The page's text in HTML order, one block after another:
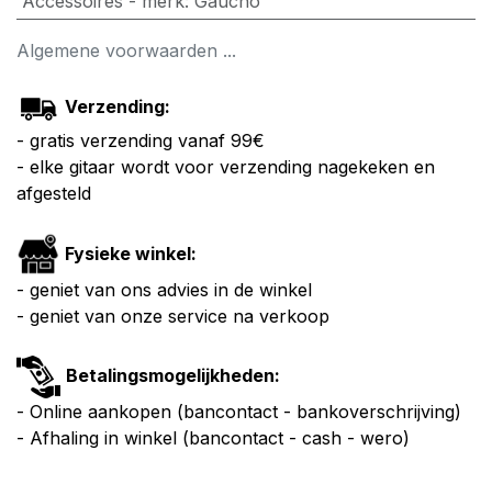
Algemene voorwaarden ...
Verzending:
- gratis verzending vanaf 99€
- elke gitaar wordt voor verzending nagekeken en
afgesteld
Fysieke winkel:
- geniet van ons advies in de winkel
- geniet van onze service na verkoop
Betalingsmogelijkheden:
- Online aankopen (bancontact - bankoverschrijving)
- Afhaling in winkel (bancontact - cash - wero)